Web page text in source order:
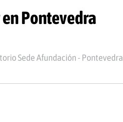
Pontevedra
Sede Afundación - Pontevedra